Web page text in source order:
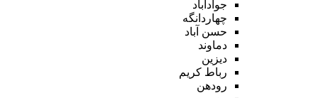
جوادآباد
چهاردانگه
حسن آباد
دماوند
دیزین
رباط کریم
رودهن